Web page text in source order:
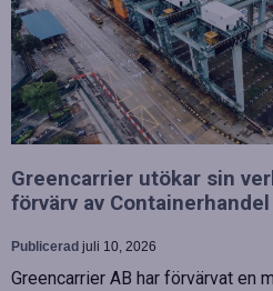
Greencarrier utökar sin
förvärv av Containerhandel
Publicerad juli 10, 2026
Greencarrier AB har förvärvat en